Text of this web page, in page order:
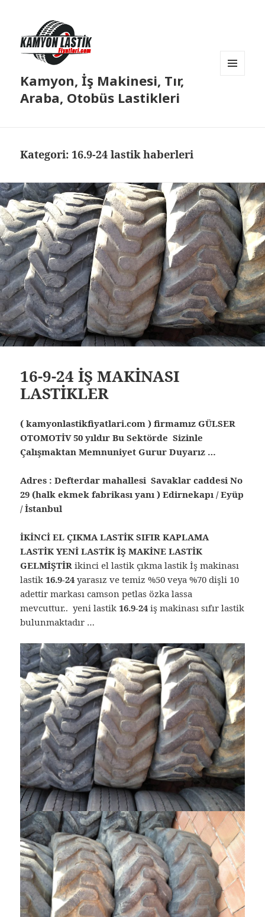
Kamyon, İş Makinesi, Tır,
Araba, Otobüs Lastikleri
Kategori:16.9-24 lastik haberleri
16-9-24 İŞ MAKİNASI
LASTİKLER
( kamyonlastikfiyatlari.com ) firmamız GÜLSER
OTOMOTİV 50 yıldır Bu Sektörde Sizinle
Çalışmaktan Memnuniyet Gurur Duyarız …
Adres : Defterdar mahallesi Savaklar caddesi No
29 (halk ekmek fabrikası yanı ) Edirnekapı / Eyüp
/ İstanbul
İKİNCİ EL ÇIKMA LASTİK SIFIR KAPLAMA
LASTİK YENİ LASTİK İŞ MAKİNE LASTİK
GELMİŞTİRikinci el lastik çıkma lastik İş makinası
lastik16.9-24 yarasız ve temiz %50 veya %70 dişli 10
adettir markası camson petlas özka lassa
mevcuttur.. yeni lastik 16.9-24 iş makinası sıfır lastik
bulunmaktadır …